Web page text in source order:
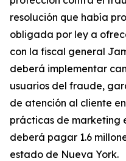
resolución que había
obligada por ley a
con la fiscal general
deberá implementar
usuarios del fraude,
de atención al cliente
prácticas de marketing
deberá pagar 1.6
estado de Nueva York.